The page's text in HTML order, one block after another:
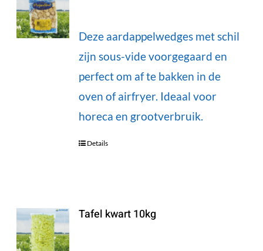
Deze aardappelwedges met schil
zijn sous-vide voorgegaard en
perfect om af te bakken in de
oven of airfryer. Ideaal voor
horeca en grootverbruik.
Details
Tafel kwart 10kg